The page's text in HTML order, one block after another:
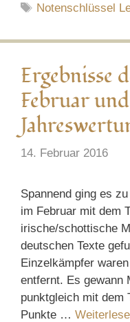
Schlagwörter
Notenschlüssel
Ergebnisse
Februar
14. Februar 2016
Spannend ging es
im Februar mit dem
irische/schottische
deutschen Texte
Einzelkämpfer
entfernt. Es gewann
punktgleich mit dem
Punkte …